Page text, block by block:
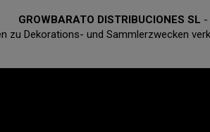
GROWBARATO DISTRIBUCIONES SL -
zu Dekorations- und Sammlerzwecken